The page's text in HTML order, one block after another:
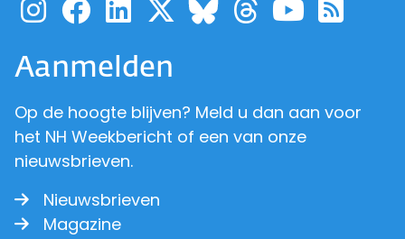
Ga naar de pagina van
Ga naar de pagina
Ga naar de
Ga naar de
Ga naar de
Ga naar
Ga
Aanmelden
Op de hoogte blijven? Meld u dan aan voor
het NH Weekbericht of een van onze
nieuwsbrieven.
Nieuwsbrieven
Magazine